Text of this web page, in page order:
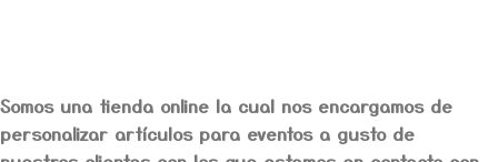
Somos una tienda online la cual nos encargamos de
personalizar artículos para eventos a gusto de